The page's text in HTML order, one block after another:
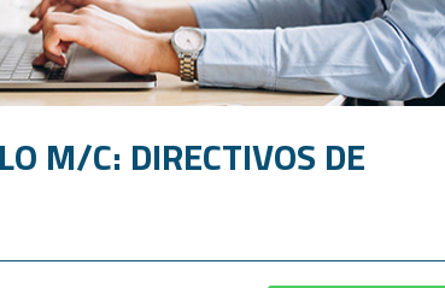
M/C: DIRECTIVOS DE